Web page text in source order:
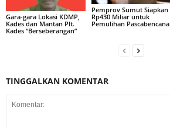
Gara-gara Lokasi KDMP,
Kades dan Mantan Plt.
Kades “Berseberangan”
Pemprov Sumut Siapkan
Rp430 Miliar untuk
Pemulihan Pascabencana
TINGGALKAN KOMENTAR